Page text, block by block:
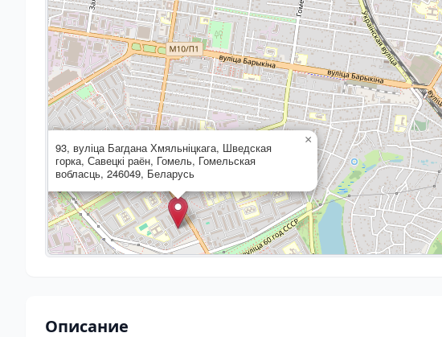
93, вуліца Багдана Хмяльніцкага, Шведская
горка, Савецкі раён, Гомель, Гомельская
вобласць, 246049, Беларусь
×
Описание